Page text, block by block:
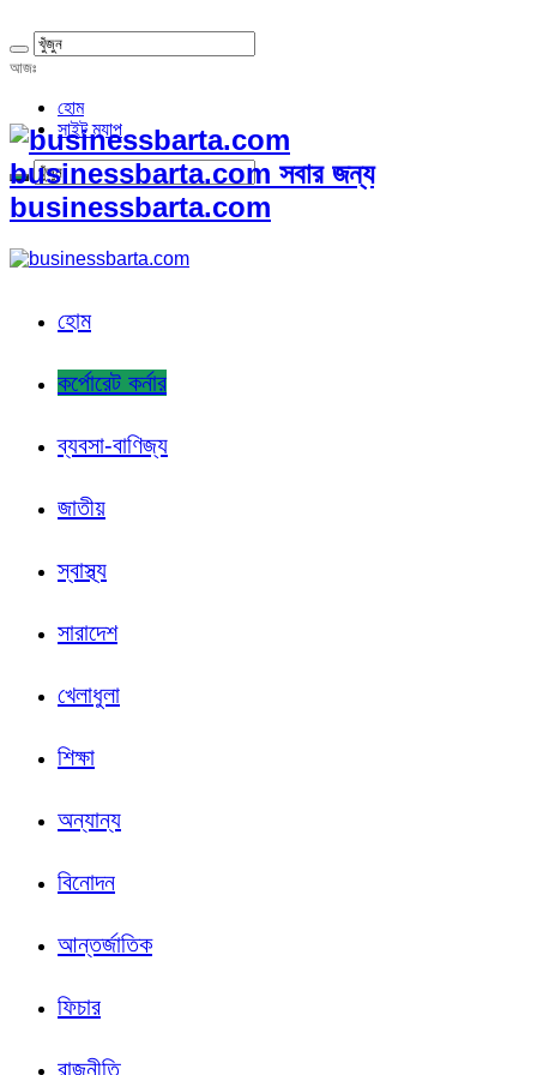
আজঃ
হোম
সাইট ম্যাপ
businessbarta.com সবার জন্য
businessbarta.com
হোম
কর্পোরেট কর্নার
ব্যবসা-বাণিজ্য
জাতীয়
স্বাস্থ্য
সারাদেশ
খেলাধুলা
শিক্ষা
অন্যান্য
বিনোদন
আন্তর্জাতিক
ফিচার
রাজনীতি